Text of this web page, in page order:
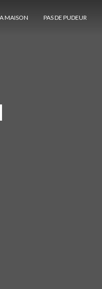
MAISON PAS DE PUDEUR